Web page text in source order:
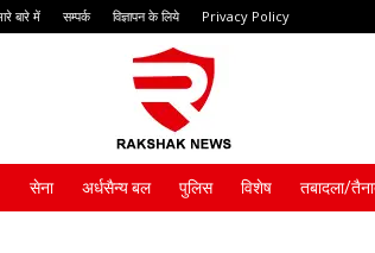
बारे में सम्पर्क विज्ञापन के लिये Privacy Policy
सेना अर्धसैन्य बल पुलिस विशेष तबादला/